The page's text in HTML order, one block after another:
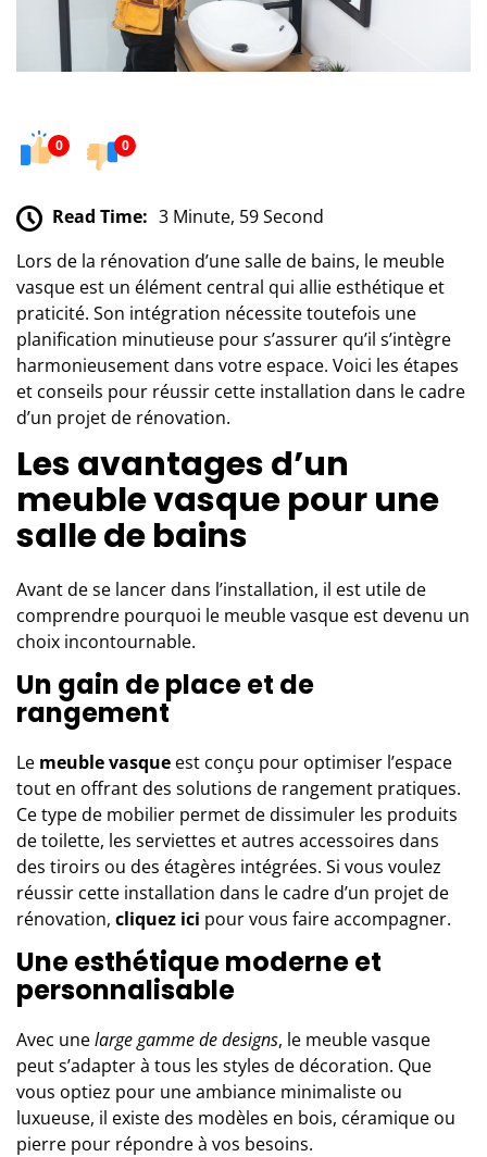
0 0
Read Time: 3 Minute, 59 Second
Lors de la rénovation d’une salle de bains, le meuble
vasque est un élément central qui allie esthétique et
praticité. Son intégration nécessite toutefois une
planification minutieuse pour s’assurer qu’il s’intègre
harmonieusement dans votre espace. Voici les étapes
et conseils pour réussir cette installation dans le cadre
d’un projet de rénovation.
Les avantages d’un
meuble vasque pour une
salle de bains
Avant de se lancer dans l’installation, il est utile de
comprendre pourquoi le meuble vasque est devenu un
choix incontournable.
Un gain de place et de
rangement
Le meuble vasque est conçu pour optimiser l’espace
tout en offrant des solutions de rangement pratiques.
Ce type de mobilier permet de dissimuler les produits
de toilette, les serviettes et autres accessoires dans
des tiroirs ou des étagères intégrées. Si vous voulez
réussir cette installation dans le cadre d’un projet de
rénovation, cliquez ici pour vous faire accompagner.
Une esthétique moderne et
personnalisable
Avec unelarge gamme de designs, le meuble vasque
peut s’adapter à tous les styles de décoration. Que
vous optiez pour une ambiance minimaliste ou
luxueuse, il existe des modèles en bois, céramique ou
pierre pour répondre à vos besoins.